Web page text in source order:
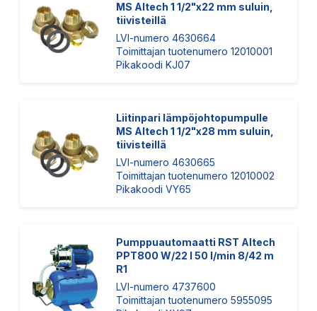
MS Altech 1 1/2"x22 mm suluin,
tiivisteillä
LVI-numero 4630664
Toimittajan tuotenumero 12010001
Pikakoodi KJ07
Liitinpari lämpöjohtopumpulle
MS Altech 1 1/2"x28 mm suluin,
tiivisteillä
LVI-numero 4630665
Toimittajan tuotenumero 12010002
Pikakoodi VY65
Pumppuautomaatti RST Altech
PPT800 W/22 l 50 l/min 8/42 m
R1
LVI-numero 4737600
Toimittajan tuotenumero 5955095